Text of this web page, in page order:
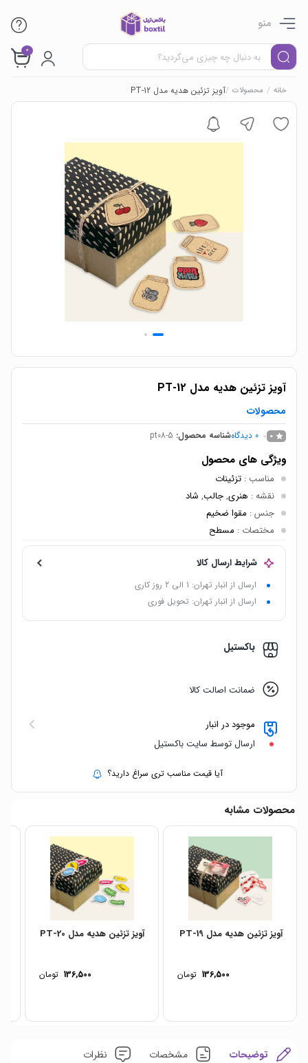
منو
0
خانه / محصولات /آویز تزئین هدیه مدل PT-12
آویز تزئین هدیه مدل PT-12
محصولات
0
0 دیدگاهشناسه محصول: pt08-5
ویژگی های محصول
مناسب : تزئینات
نقشه: هنری,جالب, شاد
جنس: مقوا ضخیم
مختصات : مسطح
شرایط ارسال کالا
ارسال از انبار تهران: 1 الی 2 روز کاری
ارسال از انبار تهران: تحویل فوری
باکستیل
ضمانت اصالت کالا
موجود در انبار
ارسال توسط سایت باکستیل
آیا قیمت مناسب تری سراغ دارید؟
محصولات مشابه
آویز تزئین هدیه مدل PT-19
136,500 تومان
آویز تزئین هدیه مدل PT-20
136,500 تومان
توضیحات مشخصات نظرات